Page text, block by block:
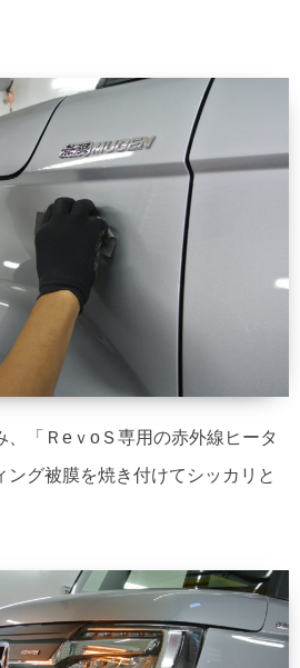
、「ＲeｖoＳ専用の赤外線ヒータ
ング被膜を焼き付けてシッカリと